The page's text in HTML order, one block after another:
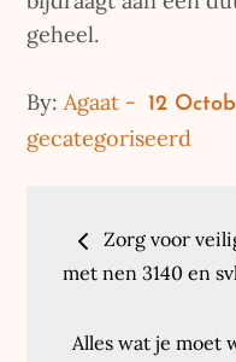
geheel.
By:Agaat
Posted
on
12
gecategoriseerd
PostZorg voor
met nen 3140 en
Alles wat je moet